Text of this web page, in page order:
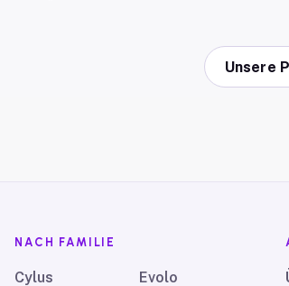
Unsere
NACH FAMILIE
Cylus
Evolo